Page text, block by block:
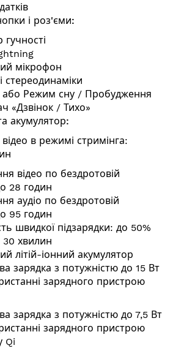
і роз'єми:
гучності
мікрофон
стереодинаміки
або Режим сну / Пробудження
«Дзвінок / Тихо»
акумулятор:
в режимі стримінга:
відео по бездротовій
28 годин
аудіо по бездротовій
95 годин
швидкої підзарядки: до 50%
30 хвилин
літій-іонний акумулятор
зарядка з потужністю до 15 Вт
зарядного пристрою
зарядка з потужністю до 7,5 Вт
зарядного пристрою
Qi